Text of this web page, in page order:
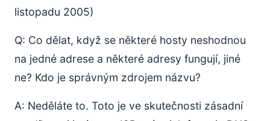
listopadu 2005)
Q: Co dělat, když se některé hosty neshodnou
na jedné adrese a některé adresy fungují, jiné
ne? Kdo je správným zdrojem názvu?
A: Neděláte to. Toto je ve skutečnosti zásadní